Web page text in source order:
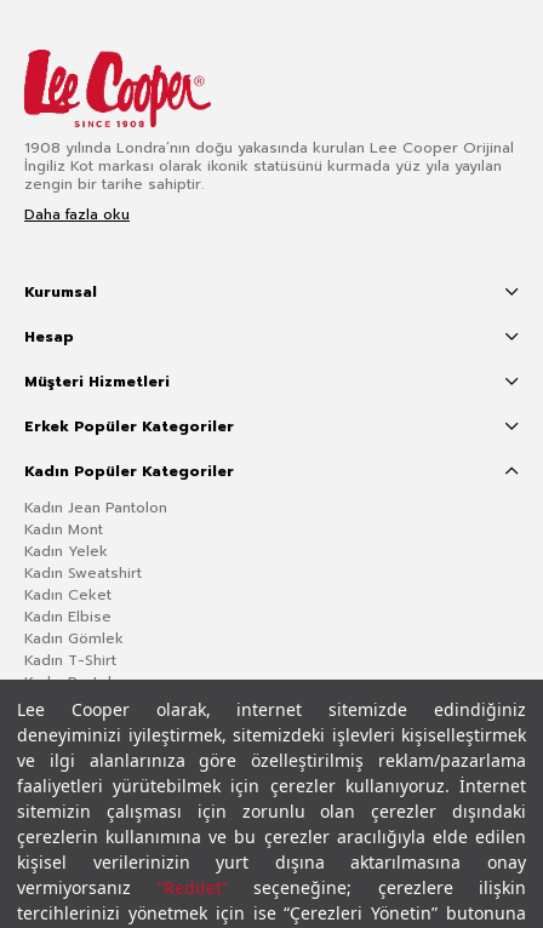
Lee Cooper olarak, internet sitemizde edindiğiniz
deneyiminizi iyileştirmek, sitemizdeki işlevleri kişiselleştirmek
ve ilgi alanlarınıza göre özelleştirilmiş reklam/pazarlama
faaliyetleri yürütebilmek için çerezler kullanıyoruz. İnternet
sitemizin çalışması için zorunlu olan çerezler dışındaki
çerezlerin kullanımına ve bu çerezler aracılığıyla elde edilen
kişisel verilerinizin yurt dışına aktarılmasına onay
vermiyorsanız “Reddet”seçeneğine; çerezlere ilişkin
tercihlerinizi yönetmek için ise “Çerezleri Yönetin” butonuna
1908 yılında Londra’nın doğu yakasında kurulan Lee Cooper Orijinal
İngiliz Kot markası olarak ikonik statüsünü kurmada yüz yıla yayılan
zengin bir tarihe sahiptir.
Daha fazla oku
Kurumsal
Hesap
Müşteri Hizmetleri
Erkek Popüler Kategoriler
Kadın Popüler Kategoriler
Kadın Jean Pantolon
Kadın Mont
Kadın Yelek
Kadın Sweatshirt
Kadın Ceket
Kadın Elbise
Kadın Gömlek
Kadın T-Shirt
Kadın Pantolon
Gizlilik PolitikasıÇerez PolitikasıKVKK Aydınlatma MetniŞartlar ve Koşullar